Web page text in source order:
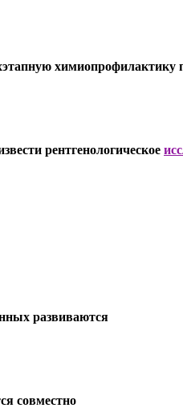
химиопрофилактику
рентгенологическое
развиваются
совместно